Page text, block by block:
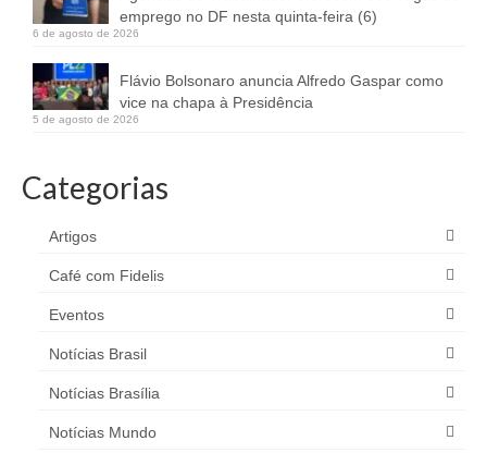
emprego no DF nesta quinta-feira (6)
6 de agosto de 2026
Flávio Bolsonaro anuncia Alfredo Gaspar como
vice na chapa à Presidência
5 de agosto de 2026
Categorias
Artigos
Café com Fidelis
Eventos
Notícias Brasil
Notícias Brasília
Notícias Mundo